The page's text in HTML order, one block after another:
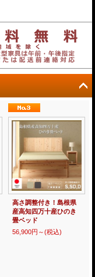
高さ調整付き！島根県
産高知四万十産ひのき
畳ベッド
56,900円～(税込)